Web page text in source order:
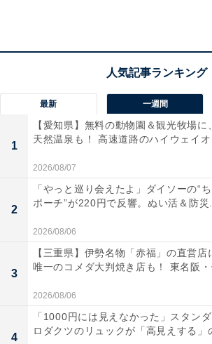
油が残っているフライパン
最新 一週間
1
【愛知県】無料の動物園＆観光牧場に
天然温泉も！ 高速道路のハイウェイオ
2026/08/07
2
「やっと巡り会えたよ」ダイソーの“
ポーチ”が220円で反響。ぬい活＆防災
2026/08/06
3
【三重県】伊勢名物「赤福」の直営店
唯一のコメダ大判焼き店も！ 東名阪・
2026/08/06
4
「1000円には見えなかった」スタン
ロダクツのリュックが「高見えする」